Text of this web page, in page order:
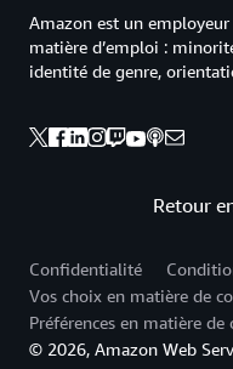
Retour
Amazon est un
matière d’emploi :
identité de genre,
Confidentialité
Vos choix en matière de
Préférences en matière de
© 2026, Amazon Web